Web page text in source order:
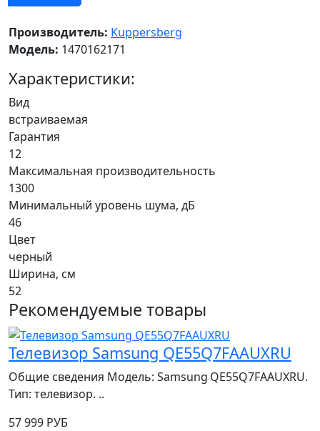
Производитель: Kuppersberg
Модель: 1470162171
Характеристики:
Вид
встраиваемая
Гарантия
12
Максимальная производительность
1300
Минимальный уровень шума, дБ
46
Цвет
черный
Ширина, см
52
Рекомендуемые товары
Телевизор Samsung QE55Q7FAAUXRU
Общие сведения Модель: Samsung QE55Q7FAAUXRU.
Тип: телевизор. ..
57 999 РУБ